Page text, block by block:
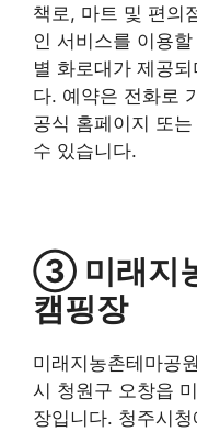
책로, 마트 및 편의
인 서비스를 이용
별 화로대가 제공
다. 예약은 전화로
공식 홈페이지 또
수 있습니다.
③ 미래지
캠핑장
미래지농촌테마공
시 청원구 오창읍
장입니다. 청주시